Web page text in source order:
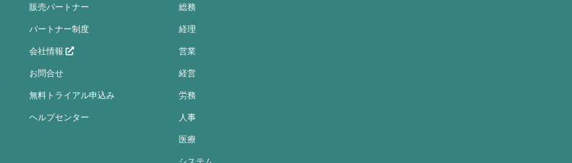
販売パートナー
パートナー制度
会社情報
お問合せ
無料トライアル申込み
ヘルプセンター
総務
経理
営業
経営
労務
人事
医療